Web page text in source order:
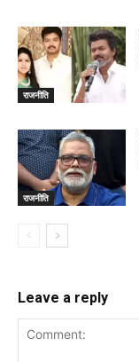
राजनीति
राजनीति
Leave a reply